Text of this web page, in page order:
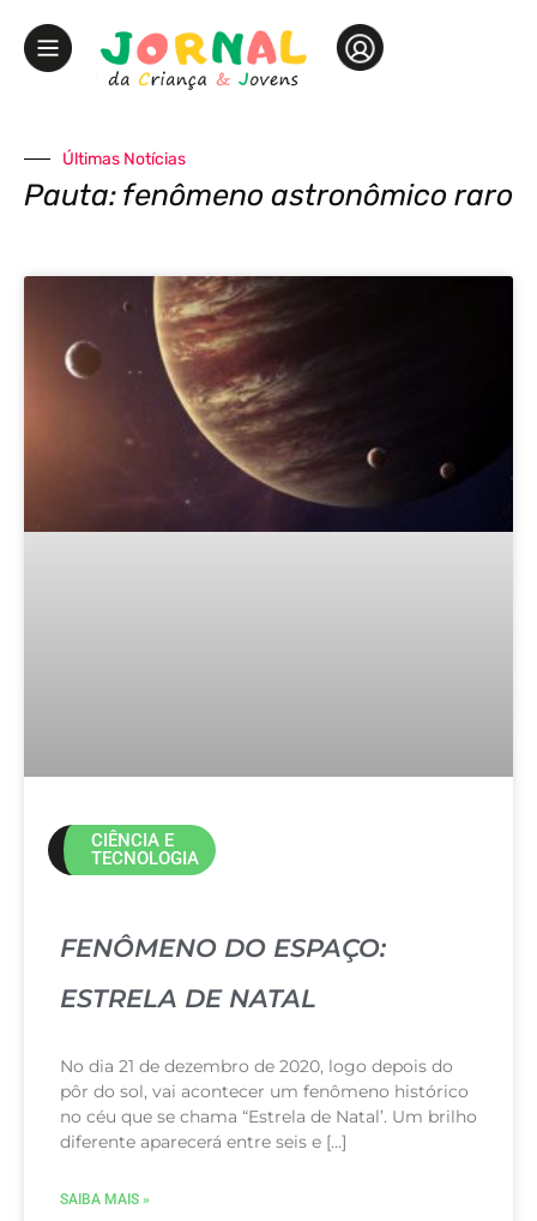
Últimas Notícias
Pauta: fenômeno astronômico raro
CIÊNCIA E
TECNOLOGIA
FENÔMENO DO ESPAÇO:
ESTRELA DE NATAL
No dia 21 de dezembro de 2020, logo depois do
pôr do sol, vai acontecer um fenômeno histórico
no céu que se chama “Estrela de Natal’. Um brilho
diferente aparecerá entre seis e […]
SAIBA MAIS »